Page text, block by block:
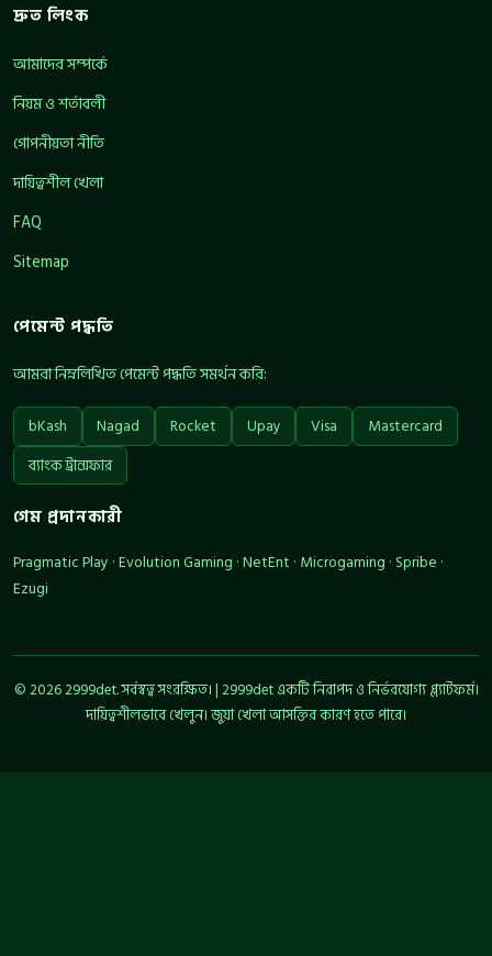
দ্রুত লিংক
আমাদের সম্পর্কে
নিয়ম ও শর্তাবলী
গোপনীয়তা নীতি
দায়িত্বশীল খেলা
FAQ
Sitemap
পেমেন্ট পদ্ধতি
আমরা নিম্নলিখিত পেমেন্ট পদ্ধতি সমর্থন করি:
bKash Nagad Rocket Upay Visa
Mastercard
ব্যাংক ট্রান্সফার
গেম প্রদানকারী
Pragmatic Play · Evolution Gaming · NetEnt · Microgaming · Spribe ·
Ezugi
© 2026 2999det. সর্বস্বত্ব সংরক্ষিত। | 2999det একটি নিরাপদ ও নির্ভরযোগ্য প্ল্যাটফর্ম।
দায়িত্বশীলভাবে খেলুন। জুয়া খেলা আসক্তির কারণ হতে পারে।